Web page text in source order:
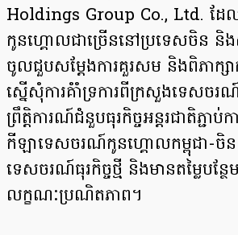
Holdings Group Co., Ltd. ដែល
កូនហ្គោលជាច្រើននៅប្រទេសចិន និ
ចូលជួបសម្តែងការគួរសម និងពិភាក្សា
ស្នើសុំការគំាំទ្រការពីក្រសួងទេសច
ព្រឹត្តិការណ៍ជំនួបធុរកិច្ចអន្តរជាតិភ្ជាប់
កីឡាទេសចរណ៍កូនហ្គោលកម្ពុជា-
ទេសចរណ៍ធុរកិច្ចថ្មី និងមានតម្លៃបន្
លក្ខណៈប្រណិតភាព។